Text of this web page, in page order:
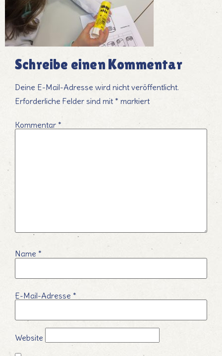
Schreibe einen Kommentar
Deine E-Mail-Adresse wird nicht veröffentlicht.
Erforderliche Felder sind mit * markiert
Kommentar *
Name *
E-Mail-Adresse *
Website